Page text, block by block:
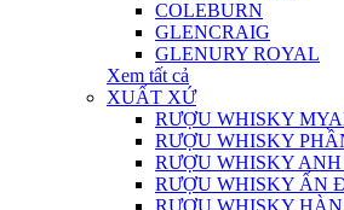
COLEBURN
GLENCRAIG
GLENURY ROYAL
Xem tất cả
XUẤT XỨ
RƯỢU WHISKY
RƯỢU WHISKY
RƯỢU WHISKY ANH
RƯỢU WHISKY ẤN
RƯỢU WHISKY